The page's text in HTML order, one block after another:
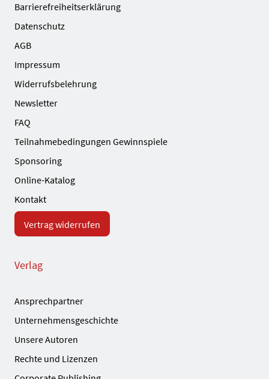
Barrierefreiheitserklärung
Datenschutz
AGB
Impressum
Widerrufsbelehrung
Newsletter
FAQ
Teilnahmebedingungen Gewinnspiele
Sponsoring
Online-Katalog
Kontakt
Vertrag widerrufen
Verlag
Ansprechpartner
Unternehmensgeschichte
Unsere Autoren
Rechte und Lizenzen